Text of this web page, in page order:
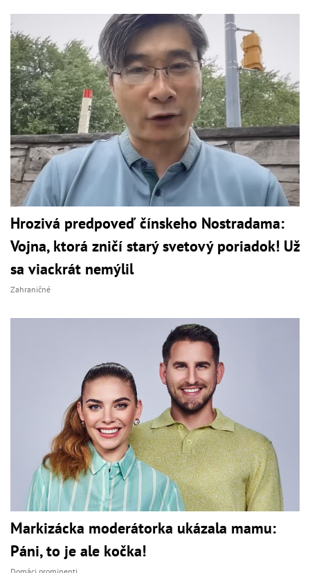
Hrozivá predpoveď čínskeho Nostradama:
Vojna, ktorá zničí starý svetový poriadok! Už
sa viackrát nemýlil
Zahraničné
Markizácka moderátorka ukázala mamu:
Páni, to je ale kočka!